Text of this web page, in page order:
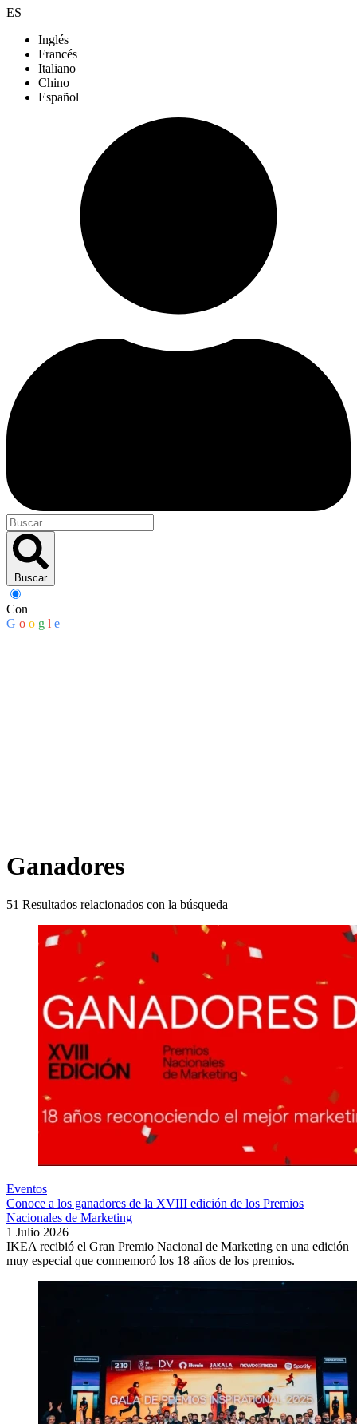
ES
Inglés
Francés
Italiano
Chino
Español
Buscar
Con
G o o g l e
Ganadores
51 Resultados relacionados con la búsqueda
Eventos
Conoce a los ganadores de la XVIII edición de los Premios
Nacionales de Marketing
1 Julio 2026
IKEA recibió el Gran Premio Nacional de Marketing en una edición
muy especial que conmemoró los 18 años de los premios.